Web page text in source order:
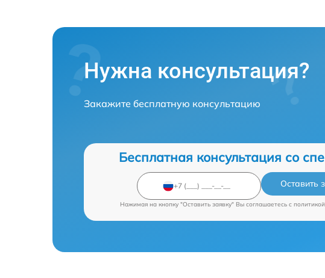
Нужна консультация?
Закажите бесплатную консультацию
Бесплатная консультация со
Оставить
Нажимая на кнопку "Оставить заявку" Вы соглашаетесь c